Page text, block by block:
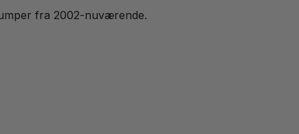
fra 2002-nuværende.